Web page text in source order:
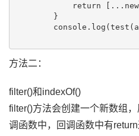
return
        }
方法二：
filter()和indexOf()
filter()方法会创建一个新数组
调函数中，回调函数中有